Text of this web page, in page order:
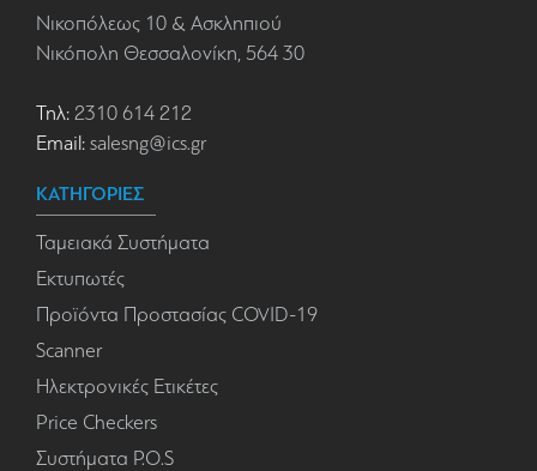
Νικοπόλεως 10 & Ασκληπιού
Νικόπολη Θεσσαλονίκη, 564 30
Τηλ: 2310 614 212
Email: salesng@ics.gr
ΚΑΤΗΓΟΡΙΕΣ
Ταμειακά Συστήματα
Εκτυπωτές
Προϊόντα Προστασίας COVID-19
Scanner
Ηλεκτρονικές Ετικέτες
Price Checkers
Συστήματα P.O.S